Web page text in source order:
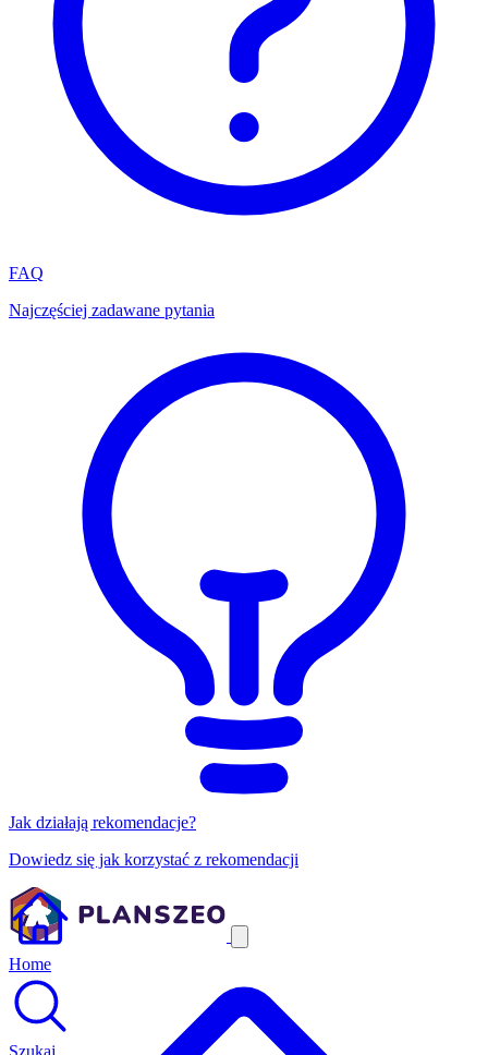
FAQ
Najczęściej zadawane pytania
Jak działają rekomendacje?
Dowiedz się jak korzystać z rekomendacji
Home
Szukaj